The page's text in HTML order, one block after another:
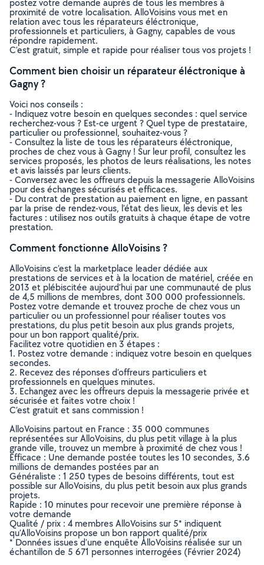
postez votre demande auprès de tous les membres à
proximité de votre localisation. AlloVoisins vous met en
relation avec tous les réparateurs éléctronique,
professionnels et particuliers, à Gagny, capables de vous
répondre rapidement.
C’est gratuit, simple et rapide pour réaliser tous vos projets !
Comment bien choisir un réparateur éléctronique à
Gagny ?
Voici nos conseils :
- Indiquez votre besoin en quelques secondes : quel service
recherchez-vous ? Est-ce urgent ? Quel type de prestataire,
particulier ou professionnel, souhaitez-vous ?
- Consultez la liste de tous les réparateurs éléctronique,
proches de chez vous à Gagny ! Sur leur profil, consultez les
services proposés, les photos de leurs réalisations, les notes
et avis laissés par leurs clients.
- Conversez avec les offreurs depuis la messagerie AlloVoisins
pour des échanges sécurisés et efficaces.
- Du contrat de prestation au paiement en ligne, en passant
par la prise de rendez-vous, l’état des lieux, les devis et les
factures : utilisez nos outils gratuits à chaque étape de votre
prestation.
Comment fonctionne AlloVoisins ?
AlloVoisins c’est la marketplace leader dédiée aux
prestations de services et à la location de matériel, créée en
2013 et plébiscitée aujourd’hui par une communauté de plus
de 4,5 millions de membres, dont 300 000 professionnels.
Postez votre demande et trouvez proche de chez vous un
particulier ou un professionnel pour réaliser toutes vos
prestations, du plus petit besoin aux plus grands projets,
pour un bon rapport qualité/prix.
Facilitez votre quotidien en 3 étapes :
1. Postez votre demande : indiquez votre besoin en quelques
secondes.
2. Recevez des réponses d’offreurs particuliers et
professionnels en quelques minutes.
3. Echangez avec les offreurs depuis la messagerie privée et
sécurisée et faites votre choix !
C’est gratuit et sans commission !
AlloVoisins partout en France : 35 000 communes
représentées sur AlloVoisins, du plus petit village à la plus
grande ville, trouvez un membre à proximité de chez vous !
Efficace : Une demande postée toutes les 10 secondes, 3.6
millions de demandes postées par an
Généraliste : 1 250 types de besoins différents, tout est
possible sur AlloVoisins, du plus petit besoin aux plus grands
projets.
Rapide : 10 minutes pour recevoir une première réponse à
votre demande
Qualité / prix : 4 membres AlloVoisins sur 5* indiquent
qu’AlloVoisins propose un bon rapport qualité/prix
* Données issues d’une enquête AlloVoisins réalisée sur un
échantillon de 5 671 personnes interrogées (Février 2024)